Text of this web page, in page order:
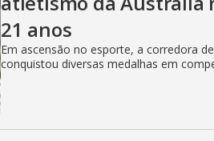
21 anos
Em ascensão no esporte, a corredora
conquistou diversas medalhas em